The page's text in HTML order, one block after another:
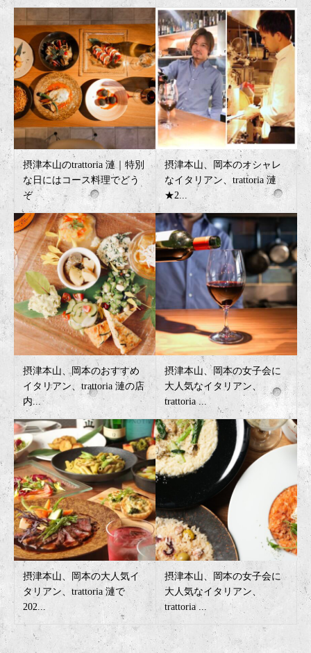
摂津本山のtrattoria 漣｜特別
な日にはコース料理でどう
ぞ
摂津本山、岡本のオシャレ
なイタリアン、trattoria 漣
★2...
摂津本山、岡本のおすすめ
イタリアン、trattoria 漣の店
内...
摂津本山、岡本の女子会に
大人気なイタリアン、
trattoria ...
摂津本山、岡本の大人気イ
タリアン、trattoria 漣で
202...
摂津本山、岡本の女子会に
大人気なイタリアン、
trattoria ...